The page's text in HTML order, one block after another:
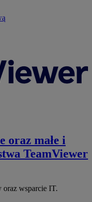
oraz małe i
TeamViewer
oraz wsparcie IT.